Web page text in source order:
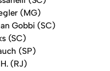
(MG)
Gobbi (SC)
(SC)
(SP)
(RJ)